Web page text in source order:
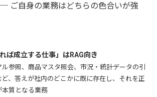
ご自身の業務はどちらの色合いが強
ば成立する仕事」はRAG向き
参照、商品マスタ照会、市況・統計データの引
、答えが社内のどこかに既に存在し、それを正
質となる業務